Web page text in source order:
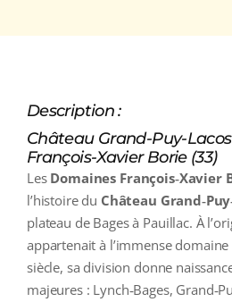
Description :
Château Grand-Puy-
François-Xavier Borie (33)
Les Domaines François‑Xavier
l’histoire du Château
plateau de Bages à Pauillac. À
appartenait à l’immense domaine
siècle, sa division donne
majeures : Lynch‑Bages,